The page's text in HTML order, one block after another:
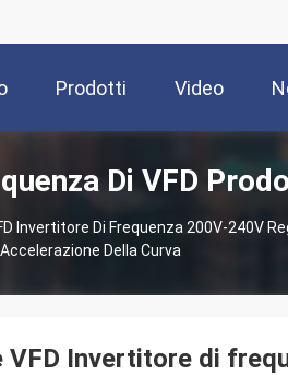
Prodotti Video
Di VFD
Invertitore Di Frequenza 200V-240V
Della Curva
Invertitore di